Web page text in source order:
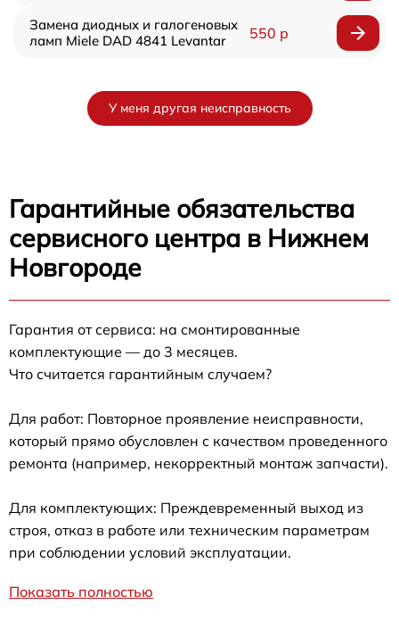
Замена диодных и галогеновых
ламп Miele DAD 4841 Levantar
550 р
У меня другая неисправность
Гарантийные обязательства
сервисного центра в Нижнем
Новгороде
Гарантия от сервиса: на смонтированные
комплектующие — до 3 месяцев.
Что считается гарантийным случаем?
Для работ: Повторное проявление неисправности,
который прямо обусловлен с качеством проведенного
ремонта (например, некорректный монтаж запчасти).
Для комплектующих: Преждевременный выход из
строя, отказ в работе или техническим параметрам
при соблюдении условий эксплуатации.
Показать полностью